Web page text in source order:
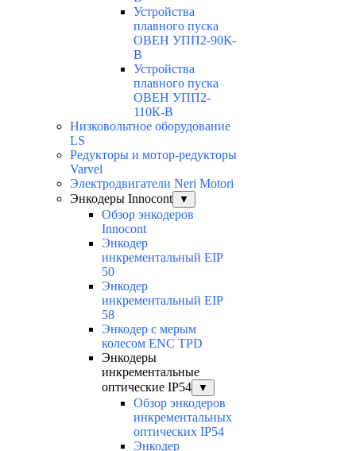
Устройства
плавного пуска
ОВЕН УПП2-90К-
В
Устройства
плавного пуска
ОВЕН УПП2-
110К-В
Низковольтное оборудование
LS
Редукторы и мотор-редукторы
Varvel
Электродвигатели Neri Motori
Энкодеры Innocont
▼
Обзор энкодеров
Innocont
Энкодер
инкрементальный EIP
50
Энкодер
инкрементальный EIP
58
Энкодер с мерым
колесом ENC TPD
Энкодеры
инкрементальные
оптические IP54
▼
Обзор энкодеров
инкрементальных
оптических IP54
Энкодер